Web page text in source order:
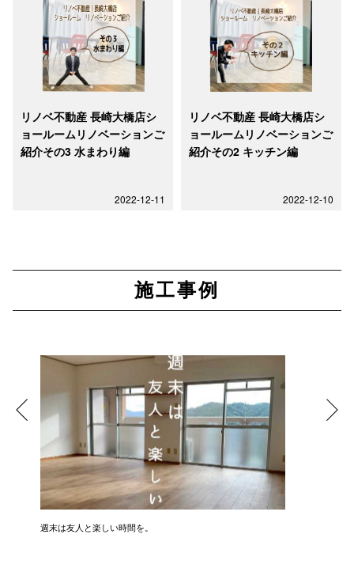
リノベ不動産 長崎大橋店シ
ョールームリノベーションご
紹介その3 水まわり編
2022-12-11
リノベ不動産 長崎大橋店シ
ョールームリノベーションご
紹介その2 キッチン編
2022-12-10
施工事例
週末は友人と楽しい時間を。